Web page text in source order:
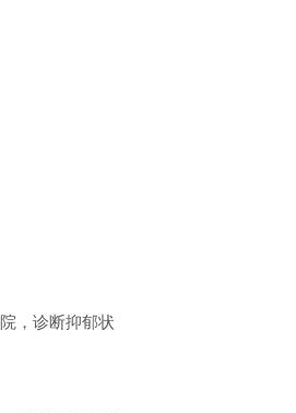
院，诊断抑郁状